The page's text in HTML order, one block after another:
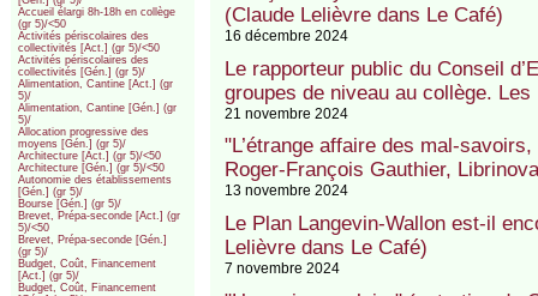
Accueil élargi 8h-18h en collège
(gr 5)/<50
Activités périscolaires des
collectivités [Act.] (gr 5)/<50
Activités périscolaires des
collectivités [Gén.] (gr 5)/
Alimentation, Cantine [Act.] (gr
5)/
Alimentation, Cantine [Gén.] (gr
5)/
Allocation progressive des
moyens [Gén.] (gr 5)/
Architecture [Act.] (gr 5)/<50
Architecture [Gén.] (gr 5)/<50
Autonomie des établissements
[Gén.] (gr 5)/
Bourse [Gén.] (gr 5)/
Brevet, Prépa-seconde [Act.] (gr
5)/<50
Brevet, Prépa-seconde [Gén.]
(gr 5)/
Budget, Coût, Financement
[Act.] (gr 5)/
Budget, Coût, Financement
(Claude Lelièvre dans Le Café)
16 décembre 2024
Le rapporteur public du Conseil
groupes de niveau au collège.
21 novembre 2024
"L’étrange affaire des mal-
Roger-François Gauthier,
13 novembre 2024
Le Plan Langevin-Wallon est-il
Lelièvre dans Le Café)
7 novembre 2024